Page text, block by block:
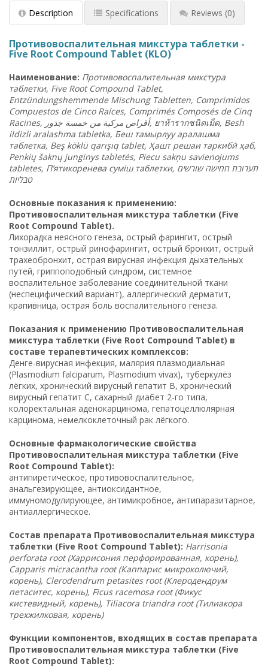
Description Specifications Reviews (0)
Противовоспалительная микстура таблетки -
Five Root Compound Tablet (KLO)
Наименование: Противовоспалительная микстура
таблетки, Five Root Compound Tablet,
Entzündungshemmende Mischung Tabletten, Comprimidos
Compuestos de Cinco Raíces, Comprimés Composés de Cinq
Racines, أقراص مركبة من خمسة جذور, ยาห้ารากชนิดเม็ด, Besh
ildizli aralashma tabletka, Беш тамырлуу аралашма
таблетка, Beş köklü qarışıq tablet, Ҳашт решаи таркибӣ ҳаб,
Penkių šaknų junginys tabletės, Piecu sakņu savienojums
tabletes, П’ятикоренева суміш таблетки, תערובת חמישה שורשים
טבליות
Основные показания к применению:
Противовоспалительная микстура таблетки (Five
Root Compound Tablet).
Лихорадка неясного генеза, острый фарингит, острый
тонзиллит, острый ринофарингит, острый бронхит, острый
трахеобронхит, острая вирусная инфекция дыхательных
путей, гриппоподобный синдром, системное
воспалительное заболевание соединительной ткани
(неспецифический вариант), аллергический дерматит,
крапивница, острая боль воспалительного генеза.
Показания к применению Противовоспалительная
микстура таблетки (Five Root Compound Tablet) в
составе терапевтических комплексов:
Денге-вирусная инфекция, малярия плазмодиальная
(Plasmodium falciparum, Plasmodium vivax), туберкулёз
лёгких, хронический вирусный гепатит B, хронический
вирусный гепатит C, сахарный диабет 2-го типа,
колоректальная аденокарцинома, гепатоцеллюлярная
карцинома, немелкоклеточный рак лёгкого.
Основные фармакологические свойства
Противовоспалительная микстура таблетки (Five
Root Compound Tablet):
антипиретическое, противовоспалительное,
анальгезирующее, антиоксидантное,
иммуномодулирующее, антимикробное, антипаразитарное,
антиаллергическое.
Состав препарата Противовоспалительная микстура
таблетки (Five Root Compound Tablet): Harrisonia
perforata root (Харрисония перфорированная, корень),
Capparis micracantha root (Каппарис микроколючий,
корень), Clerodendrum petasites root (Клеродендрум
петаситес, корень), Ficus racemosa root (Фикус
кистевидный, корень), Tiliacora triandra root (Тилиакора
трехжилковая, корень)
Функции компонентов, входящих в состав препарата
Противовоспалительная микстура таблетки (Five
Root Compound Tablet):